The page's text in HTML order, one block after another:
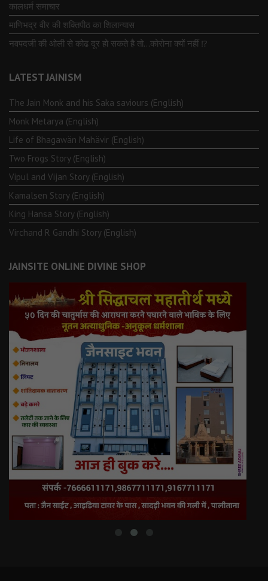
कालधर्म समाचार
माणिभद्र वीर की शक्तिपीठ का शिलान्यास
नवपदजी की ओली से कोढ दूर हो सकते है तो…कोरोना क्यों नहीं ⁉️
LATEST JAINISM
The Jain Monk and his Saka saviours (English)
Monk Metarya (English)
Life of Bhagawän Mahävir (English)
Two Frogs Story (English)
Vipul and Vijan Story (English)
Kamalsen Story (English)
King Hansa Story (English)
Virchand R Gandhi Story (English)
JAINSITE ONLINE DIVINE SHOP